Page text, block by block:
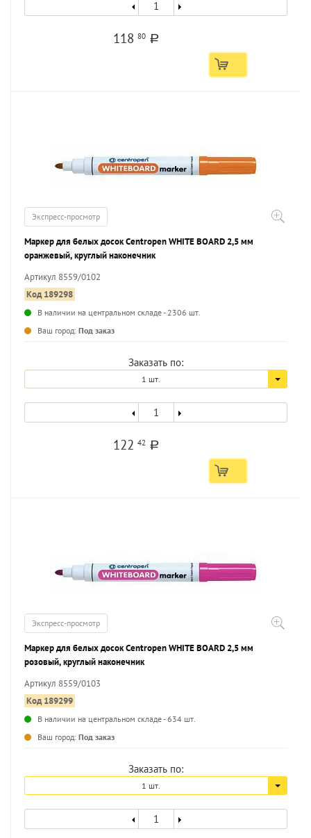
11880 a
Экспресс-просмотр
Маркер для белых досок Centropen WHITE BOARD 2,5 мм
оранжевый, круглый наконечник
Артикул 8559/0102
Код 189298
В наличии на центральном складе - 2306 шт.
Ваш город: Под заказ
Заказать по:
1 шт.
12242 a
Экспресс-просмотр
Маркер для белых досок Centropen WHITE BOARD 2,5 мм
розовый, круглый наконечник
Артикул 8559/0103
Код 189299
В наличии на центральном складе - 634 шт.
Ваш город: Под заказ
Заказать по:
1 шт.